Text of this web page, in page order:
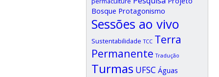
Bosque Protagonismo
Sessões ao vivo
Sustentabilidade TCC Terra
Permanente Tradução
Turmas UFSC Águas